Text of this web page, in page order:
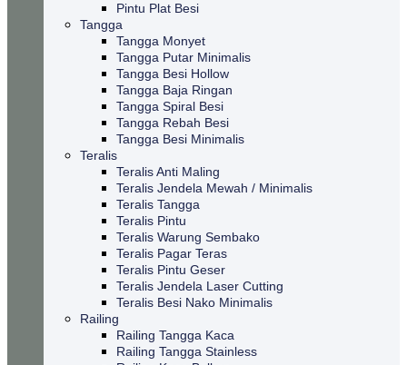
Pintu Plat Besi
Tangga
Tangga Monyet
Tangga Putar Minimalis
Tangga Besi Hollow
Tangga Baja Ringan
Tangga Spiral Besi
Tangga Rebah Besi
Tangga Besi Minimalis
Teralis
Teralis Anti Maling
Teralis Jendela Mewah / Minimalis
Teralis Tangga
Teralis Pintu
Teralis Warung Sembako
Teralis Pagar Teras
Teralis Pintu Geser
Teralis Jendela Laser Cutting
Teralis Besi Nako Minimalis
Railing
Railing Tangga Kaca
Railing Tangga Stainless